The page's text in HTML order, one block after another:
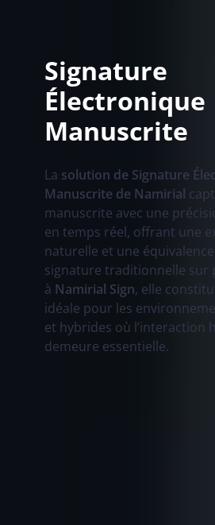
Signature
Électronique
Manuscrite
La solution de Signature
Manuscrite de Namirial
manuscrite avec une
en temps réel, offrant une
naturelle et une
signature traditionnelle sur
à Namirial Sign, elle
idéale pour les
et hybrides où l’interaction
demeure essentielle.